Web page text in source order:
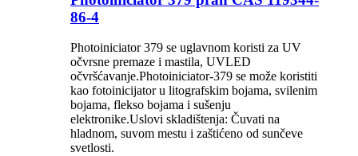
86-4
Photoiniciator 379 se uglavnom koristi za UV
očvrsne premaze i mastila, UVLED
očvršćavanje.Photoiniciator-379 se može koristiti
kao fotoinicijator u litografskim bojama, svilenim
bojama, flekso bojama i sušenju
elektronike.Uslovi skladištenja: Čuvati na
hladnom, suvom mestu i zaštićeno od sunčeve
svetlosti.